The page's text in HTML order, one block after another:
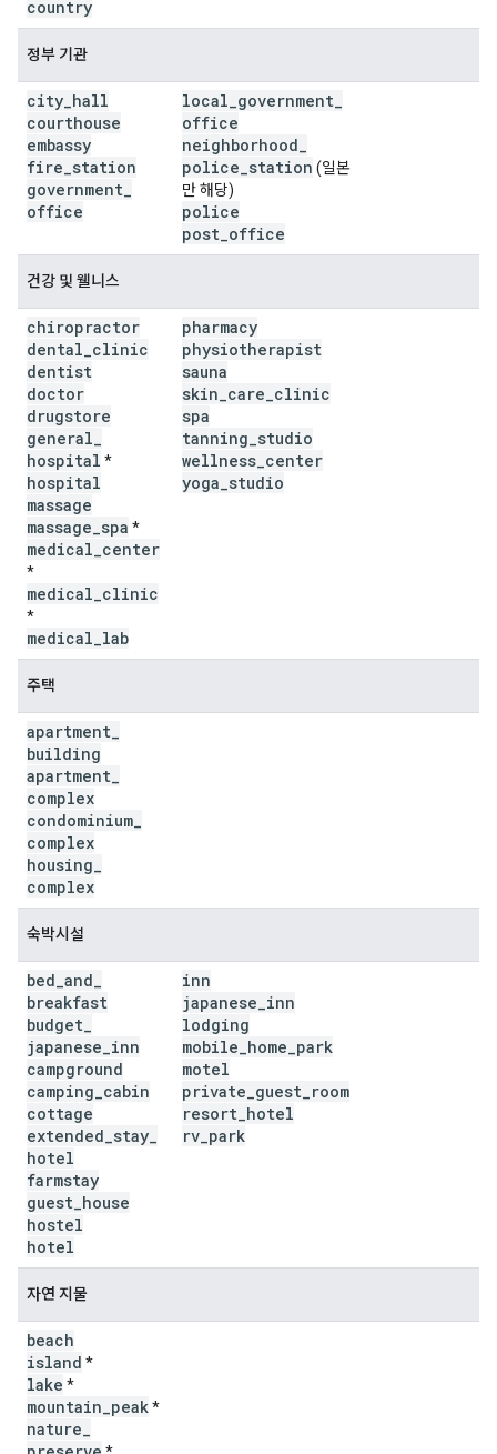
country
정부 기관
city hall
courthouse
embassy
fire station
government
office
local government
office
neighborhood
police station (일본
만 해당)
police
post office
건강 및 웰니스
chiropractor
dental clinic
dentist
doctor
drugstore
general
hospital *
hospital
massage
massage spa *
medical center
*
medical clinic
*
medical lab
pharmacy
physiotherapist
sauna
skin care clinic
spa
tanning studio
wellness center
yoga studio
주택
apartment
building
apartment
complex
condominium
complex
housing
complex
숙박시설
bed and
breakfast
budget
japanese inn
campground
camping cabin
cottage
extended stay
hotel
farmstay
guest house
hostel
hotel
inn
japanese inn
lodging
mobile home park
motel
private guest room
resort hotel
rv park
자연 지물
beach
island *
lake *
mountain peak*
nature